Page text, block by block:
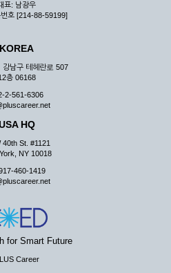
관한 모든 관리의 책임이 있으며
내용 중 변경된 내용이 있는 경우
사에 통지하여야 합니다.
를 부당하게 사용하는 행위를
타 사이트의 홍보행위를 하지 않
속에 위배되는 내용 혹은 저작권을
여야 하며, 기타 회사의 업무에 방
됩니다.
한 동의를 철회할 수 있습니다.
표: 남광우
번호 [214-88-59199]
KOREA
강남구 테헤란로 507
층 06168
2-561-6306
HQ
40th St. #1121
NY 10018
460-1419
for Smart Future
Career